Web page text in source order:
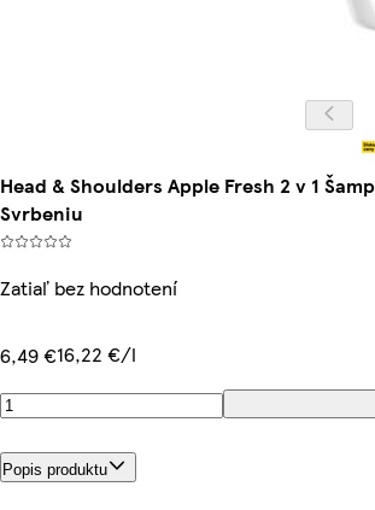
Head & Shoulders Apple Fresh 2 v 1
Svrbeniu
Zatiaľ bez hodnotení
6,49 €16,22 €/l
Popis produktu